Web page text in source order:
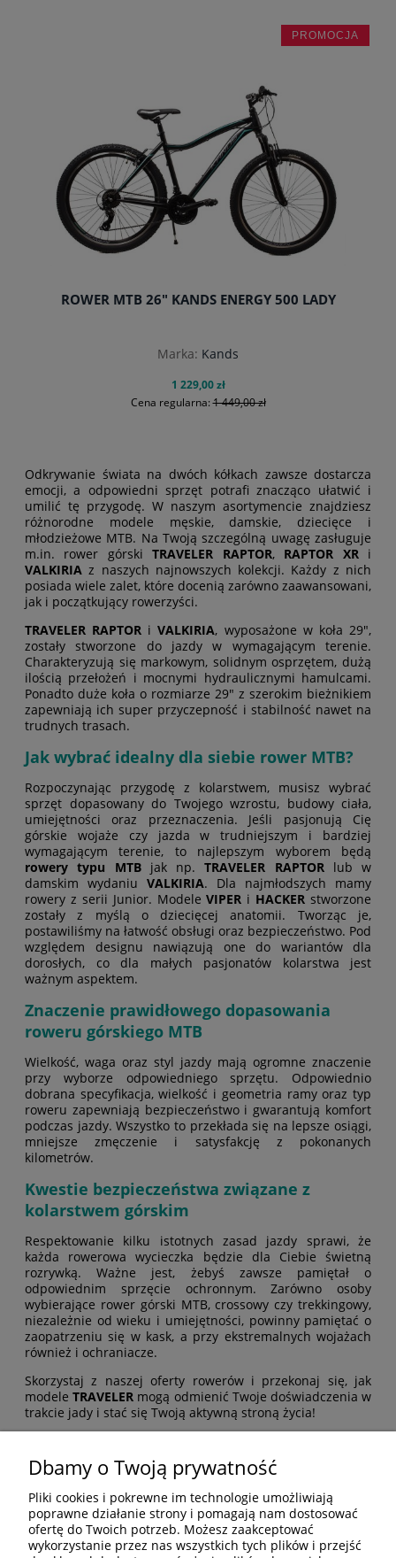
ROWER MTB 26" KANDS ENERGY 500 LADY
Marka: Kands
1 229,00 zł
Cena regularna:1 449,00 zł
do koszyka
PROMOCJA
Odkrywanie świata na dwóch kółkach zawsze dostarcza
emocji, a odpowiedni sprzęt potrafi znacząco ułatwić i
umilić tę przygodę. W naszym asortymencie znajdziesz
różnorodne modele męskie, damskie, dziecięce i
młodzieżowe MTB. Na Twoją szczególną uwagę zasługuje
m.in. rower górskiTRAVELER RAPTOR, RAPTOR XRi
VALKIRIA z naszych najnowszych kolekcji. Każdy z nich
posiada wiele zalet, które docenią zarówno zaawansowani,
jak i początkujący rowerzyści.
TRAVELER RAPTOR iVALKIRIA, wyposażone w koła 29",
zostały stworzone do jazdy w wymagającym terenie.
Charakteryzują się markowym, solidnym osprzętem, dużą
ilością przełożeń i mocnymi hydraulicznymi hamulcami.
Ponadto duże koła o rozmiarze 29" z szerokim bieżnikiem
zapewniają ich super przyczepność i stabilność nawet na
trudnych trasach.
Jak wybrać idealny dla siebie rower MTB?
Rozpoczynając przygodę z kolarstwem, musisz wybrać
sprzęt dopasowany do Twojego wzrostu, budowy ciała,
umiejętności oraz przeznaczenia. Jeśli pasjonują Cię
górskie wojaże czy jazda w trudniejszym i bardziej
wymagającym terenie, to najlepszym wyborem będą
rowery typu MTBjak np.TRAVELER RAPTORlub w
damskim wydaniu VALKIRIA. Dla najmłodszych mamy
rowery z serii Junior. ModeleVIPER i HACKER stworzone
zostały z myślą o dziecięcej anatomii. Tworząc je,
postawiliśmy na łatwość obsługi oraz bezpieczeństwo. Pod
względem designu nawiązują one do wariantów dla
dorosłych, co dla małych pasjonatów kolarstwa jest
ważnym aspektem.
Znaczenie prawidłowego dopasowania
roweru górskiego MTB
Wielkość, waga oraz styl jazdy mają ogromne znaczenie
przy wyborze odpowiedniego sprzętu. Odpowiednio
dobrana specyfikacja, wielkość i geometria ramy oraz typ
roweru zapewniają bezpieczeństwo i gwarantują komfort
podczas jazdy. Wszystko to przekłada się na lepsze osiągi,
mniejsze zmęczenie i satysfakcję z pokonanych
kilometrów.
Kwestie bezpieczeństwa związane z
kolarstwem górskim
Respektowanie kilku istotnych zasad jazdy sprawi, że
każda rowerowa wycieczka będzie dla Ciebie świetną
rozrywką. Ważne jest, żebyś zawsze pamiętał o
odpowiednim sprzęcie ochronnym. Zarówno osoby
wybierające rower górski MTB, crossowy czy trekkingowy,
niezależnie od wieku i umiejętności, powinny pamiętać o
zaopatrzeniu się w kask, a przy ekstremalnych wojażach
również i ochraniacze.
Skorzystaj z naszej oferty rowerów i przekonaj się, jak
modeleTRAVELER mogą odmienić Twoje doświadczenia w
trakcie jady i stać się Twoją aktywną stroną życia!
MOJE KONTO
Dbamy o Twoją prywatność
Pliki cookies i pokrewne im technologie umożliwiają
poprawne działanie strony i pomagają nam dostosować
ofertę do Twoich potrzeb. Możesz zaakceptować
wykorzystanie przez nas wszystkich tych plików i przejść